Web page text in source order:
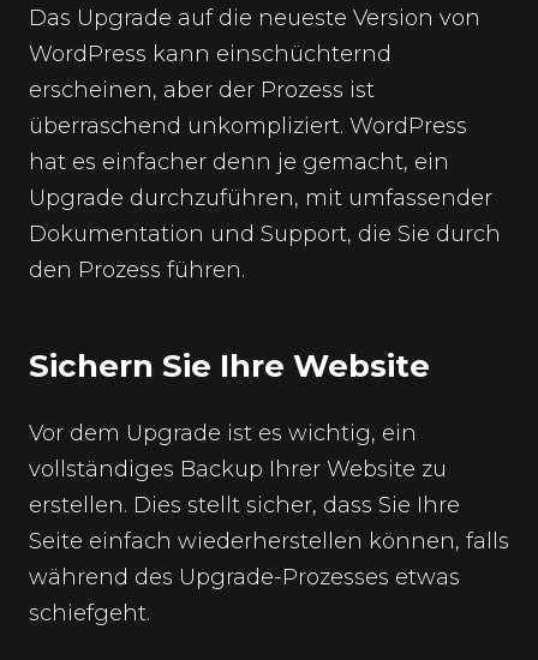
Das Upgrade auf die neueste Version von
WordPress kann einschüchternd
erscheinen, aber der Prozess ist
überraschend unkompliziert. WordPress
hat es einfacher denn je gemacht, ein
Upgrade durchzuführen, mit umfassender
Dokumentation und Support, die Sie durch
den Prozess führen.
Sichern Sie Ihre Website
Vor dem Upgrade ist es wichtig, ein
vollständiges Backup Ihrer Website zu
erstellen. Dies stellt sicher, dass Sie Ihre
Seite einfach wiederherstellen können, falls
während des Upgrade-Prozesses etwas
schiefgeht.